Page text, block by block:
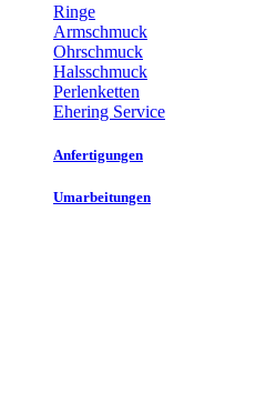
Ringe
Armschmuck
Ohrschmuck
Halsschmuck
Perlenketten
Ehering Service
Anfertigungen
Umarbeitungen